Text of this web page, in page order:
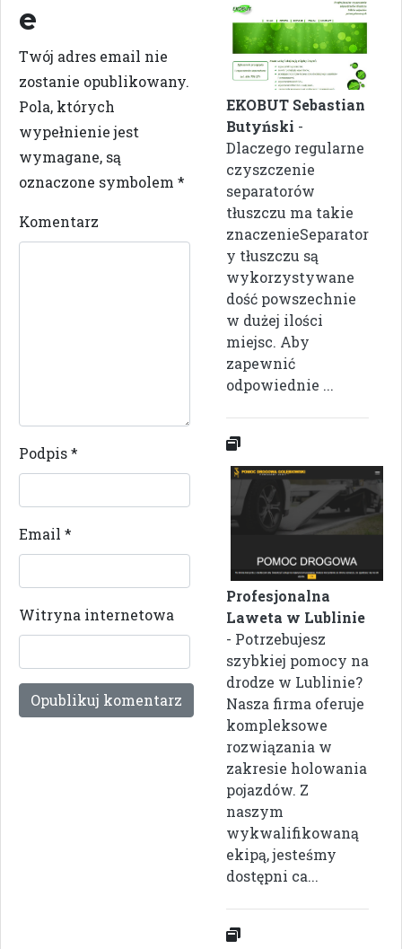
e
Twój adres email nie
zostanie opublikowany.
Pola, których
wypełnienie jest
wymagane, są
oznaczone symbolem *
Komentarz
Podpis*
Email *
Witryna internetowa
EKOBUT Sebastian
Butyński -
Dlaczego regularne
czyszczenie
separatorów
tłuszczu ma takie
znaczenieSeparator
y tłuszczu są
wykorzystywane
dość powszechnie
w dużej ilości
miejsc. Aby
zapewnić
odpowiednie ...
Profesjonalna
Laweta w Lublinie
- Potrzebujesz
szybkiej pomocy na
drodze w Lublinie?
Nasza firma oferuje
kompleksowe
rozwiązania w
zakresie holowania
pojazdów. Z
naszym
wykwalifikowaną
ekipą, jesteśmy
dostępni ca...